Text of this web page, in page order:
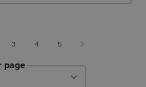
reading page
Page
3 Page
4 Page
5
page